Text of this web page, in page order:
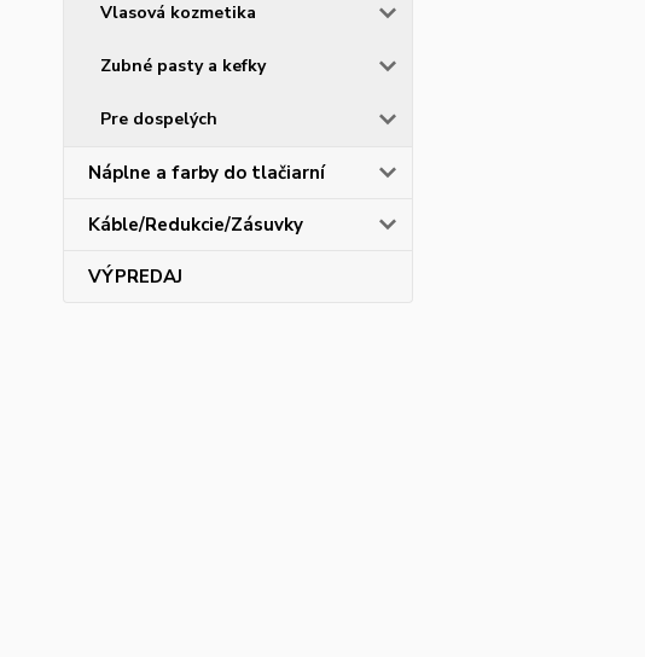
Vlasová kozmetika
Zubné pasty a kefky
Pre dospelých
Náplne a farby do tlačiarní
Káble/Redukcie/Zásuvky
VÝPREDAJ